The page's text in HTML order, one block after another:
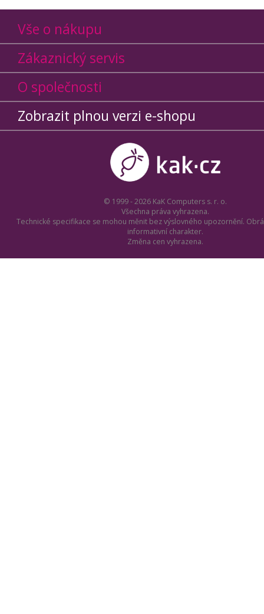
Vše o nákupu
Zákaznický servis
O společnosti
Zobrazit plnou verzi e-shopu
© 1999 - 2026 KaK Computers s. r. o.
Všechna práva vyhrazena.
Technické specifikace se mohou měnit bez výslovného upozornění.
informativní charakter.
Změna cen vyhrazena.